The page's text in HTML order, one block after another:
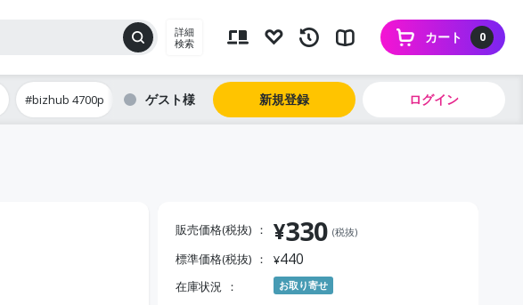
詳細
検索
0
カート
#bizhub 4700p ゲスト 新規登録 ログイン
販売価格(税抜) ¥330 (税抜)
標準価格(税抜) ¥440
在庫状況 お取り寄せ